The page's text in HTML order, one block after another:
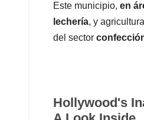
Este municipio, en
lechería, y
del sector